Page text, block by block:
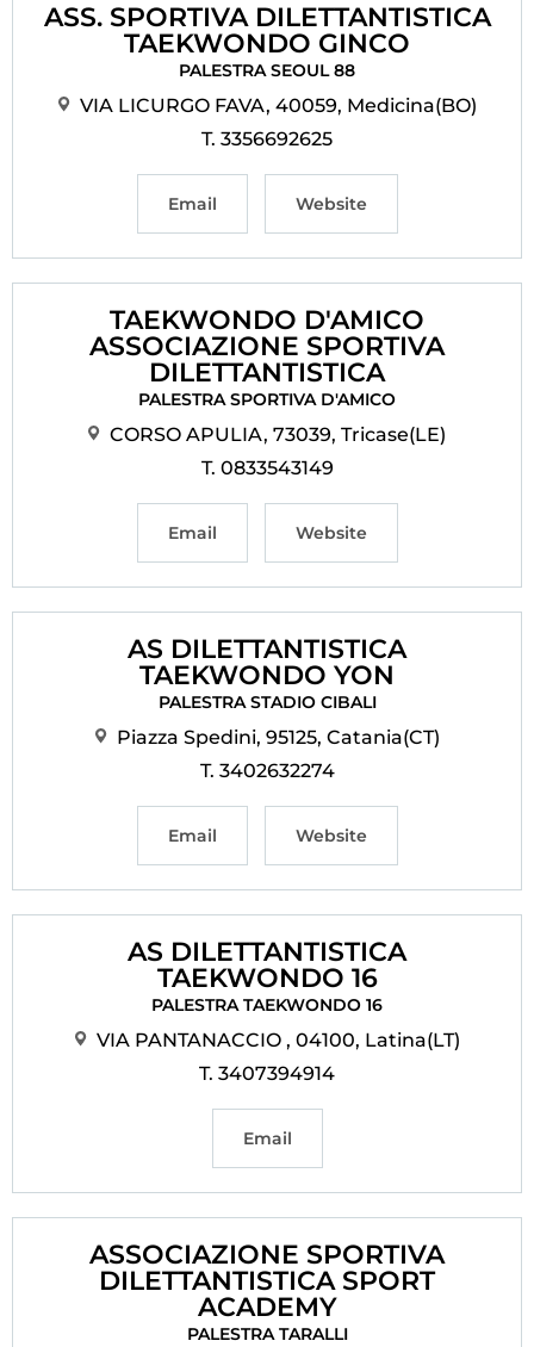
ASS. SPORTIVA DILETTANTISTICA
TAEKWONDO GINCO
PALESTRA SEOUL 88
VIA LICURGO FAVA, 40059, Medicina(BO)
T. 3356692625
Email Website
TAEKWONDO D'AMICO
ASSOCIAZIONE SPORTIVA
DILETTANTISTICA
PALESTRA SPORTIVA D'AMICO
CORSO APULIA, 73039, Tricase(LE)
T. 0833543149
Email Website
AS DILETTANTISTICA
TAEKWONDO YON
PALESTRA STADIO CIBALI
Piazza Spedini, 95125, Catania(CT)
T. 3402632274
Email Website
AS DILETTANTISTICA
TAEKWONDO 16
PALESTRA TAEKWONDO 16
VIA PANTANACCIO , 04100, Latina(LT)
T. 3407394914
Email
ASSOCIAZIONE SPORTIVA
DILETTANTISTICA SPORT
ACADEMY
PALESTRA TARALLI